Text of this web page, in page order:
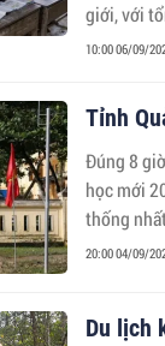
giới, với
10:00 06/09/
Tỉnh
Đúng 8
học mới
thống
Đây cũng
20:00 04/09/
Du lịch